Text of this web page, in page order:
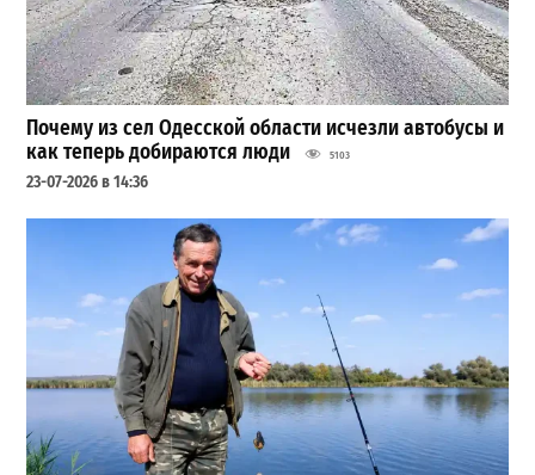
Почему из сел Одесской области исчезли автобусы и
как теперь добираются люди
5103
23-07-2026 в 14:36